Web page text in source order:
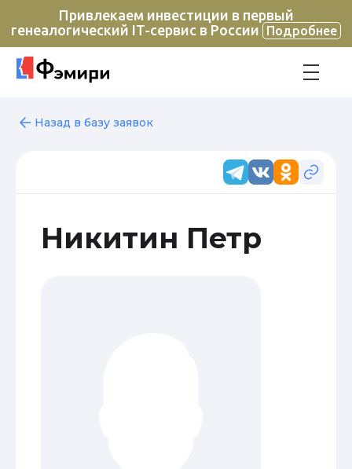
Привлекаем инвестиции в первый
генеалогический IT-сервис в России
Подробнее
Назад в базу заявок
Никитин Петр